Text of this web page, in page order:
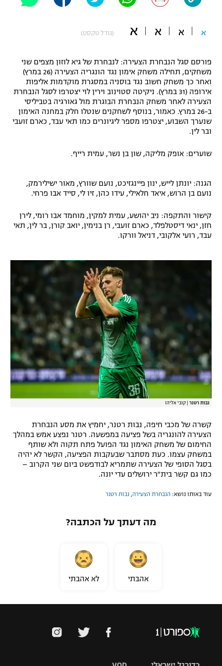
תקנון משתתפים וזוכים בפרסים
תקנון עבור פעילות אלקטרה
תקנון עבור פעילות ספורט 1 – "מרלן"
טניס
גיימינג E-Sports
מדיניות פרטיות
רשיון להקרנה פומבית לבית עסק
הצטרפות לחבילת הערוצים
תגיות
המגזין
כדורמים
פוטבול אמריקאי NFL
בייסבול MLB
גיימינג E-Sports
א א א א (גודל טקסט)
פורסם סגל הנבחרת הצעירה: לנבחרת של גיא לוזון מצפים שני
משחקים, תחילה משחק אימון נגד הונגריה הצעירה (26 במרץ)
ואחר כך משחק חשוב נגד בוסניה במסגרת מוקדמות אליפות
אירופה (31 במרץ). ניקיטה סטוינוב וירין לוי יצטרפו לסגל הנבחרת
הצעירה לאחר משחק הנבחרת הבוגרת מול גאורגיה בטביליסי
ב-26 במרץ. כאמור, בנוסף לשחקנים שנטלו חלק במחנה האימון
שנערך השבוע, יצטרפו מספר ליגיונרים כמו תאי עבד, כארם זועבי
ובר לין.
שוערים: אופק מליקה, שון בן נשר, עמית רייף.
הגנה: יונתן לייש, ינון פיינגזיכט, נועם שוורץ, מאור ישילירמק,
נועם בן הרוש, איאד חלאילי, עידו כהן, זיו לי, סייד אבו פרחי.
קישור והתקפה: ניב יהושע, עמית למקין, מוחמד אבו רומי, לירן
חזן, ינאי דיסטלפלד, כארם זועבי, רן בנימין, יואב קורן, בר לין, תאי
עבד, רועי אלקובי, דניאל וורקו.
נבות רטנר קובי אליהו
קשרה של מכבי חיפה, נבות רטנר, יחמיץ את מסע הנבחרת
הצעירה להונגריה בשל פציעה במפשעה. רטנר נפצע אמש במהלך
החימום של משחק האימון נגד הפועל פתח תקוה ולא שותף
במשחק עצמו. כעת מסתבר שבעקבות הפציעה, הקשר לא יהיה
בסגל הסופי של הצעירה שתמריא לבודפשט ביום שני הקרוב –
כמו גם קשר בית"ר ירושלים עדי יונה.
עוד באותו נושא: הנבחרת הצעירה נבות רטנר
מה דעתך על הכתבה?
אהבתי לא אהבתי